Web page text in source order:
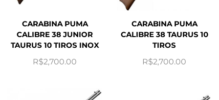
CARABINA PUMA
CALIBRE 38 JUNIOR
TAURUS 10 TIROS INOX
R$2,700.00
CARABINA PUMA
CALIBRE 38 TAURUS 10
TIROS
R$2,700.00